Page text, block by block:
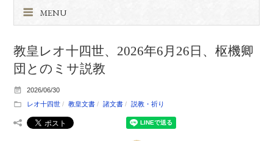
MENU
教皇レオ十四世、2026年6月26日、枢機卿
団とのミサ説教
2026/06/30
レオ十四世
教皇文書 諸文書 説教・祈り